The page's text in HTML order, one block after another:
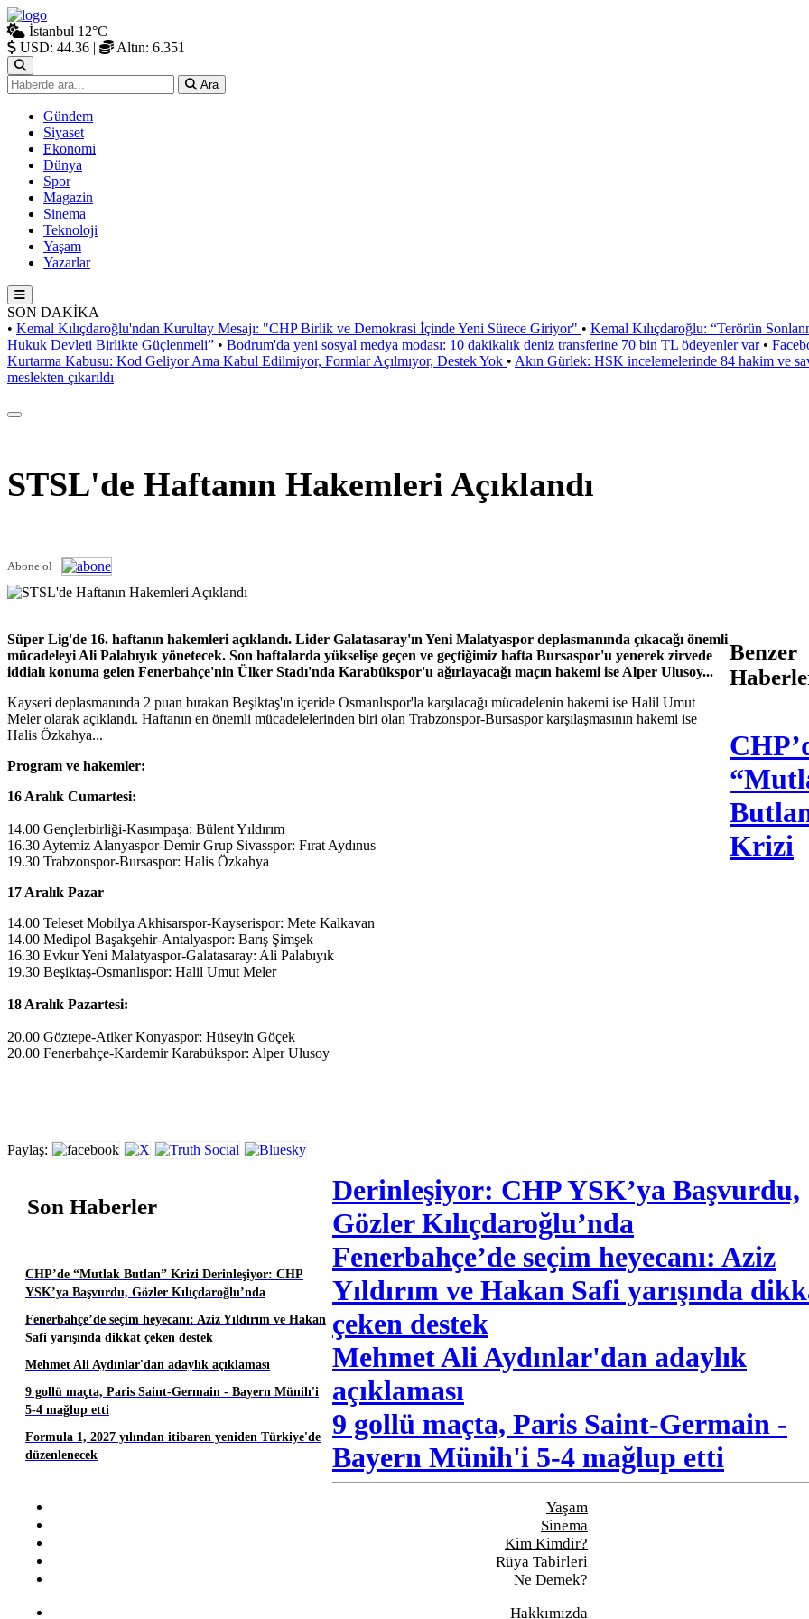
İstanbul 12°C
USD: 44.36 | Altın: 6.351
Ara
Gündem
Siyaset
Ekonomi
Dünya
Spor
Magazin
Sinema
Teknoloji
Yaşam
Yazarlar
SON DAKİKA
• Kemal Kılıçdaroğlu'ndan Kurultay Mesajı: "CHP Birlik ve Demokrasi İçinde Yeni Sürece Giriyor" • Kemal Kılıçdaroğlu: “Terörün
Hukuk Devleti Birlikte Güçlenmeli” • Bodrum'da yeni sosyal medya modası: 10 dakikalık deniz transferine 70 bin TL ödeyenler var •
Kurtarma Kabusu: Kod Geliyor Ama Kabul Edilmiyor, Formlar Açılmıyor, Destek Yok • Akın Gürlek: HSK incelemelerinde 84 hakim ve
meslekten çıkarıldı
STSL'de Haftanın Hakemleri Açıklandı
Abone ol
Süper Lig'de 16. haftanın hakemleri açıklandı. Lider Galatasaray'ın Yeni Malatyaspor deplasmanında çıkacağı önemli
mücadeleyi Ali Palabıyık yönetecek. Son haftalarda yükselişe geçen ve geçtiğimiz hafta Bursaspor'u yenerek zirvede
iddialı konuma gelen Fenerbahçe'nin Ülker Stadı'nda Karabükspor'u ağırlayacağı maçın hakemi ise Alper Ulusoy...
Kayseri deplasmanında 2 puan bırakan Beşiktaş'ın içeride Osmanlıspor'la karşılacağı mücadelenin hakemi ise Halil Umut
Meler olarak açıklandı. Haftanın en önemli mücadelelerinden biri olan Trabzonspor-Bursaspor karşılaşmasının hakemi ise
Halis Özkahya...
Program ve hakemler:
16 Aralık Cumartesi:
14.00 Gençlerbirliği-Kasımpaşa: Bülent Yıldırım
16.30 Aytemiz Alanyaspor-Demir Grup Sivasspor: Fırat Aydınus
19.30 Trabzonspor-Bursaspor: Halis Özkahya
17 Aralık Pazar
14.00 Teleset Mobilya Akhisarspor-Kayserispor: Mete Kalkavan
14.00 Medipol Başakşehir-Antalyaspor: Barış Şimşek
16.30 Evkur Yeni Malatyaspor-Galatasaray: Ali Palabıyık
19.30 Beşiktaş-Osmanlıspor: Halil Umut Meler
18 Aralık Pazartesi:
20.00 Göztepe-Atiker Konyaspor: Hüseyin Göçek
20.00 Fenerbahçe-Kardemir Karabükspor: Alper Ulusoy
Paylaş:
Son Haberler
CHP’de “Mutlak Butlan” Krizi Derinleşiyor: CHP
YSK’ya Başvurdu, Gözler Kılıçdaroğlu’nda
Fenerbahçe’de seçim heyecanı: Aziz Yıldırım ve Hakan
Safi yarışında dikkat çeken destek
Mehmet Ali Aydınlar'dan adaylık açıklaması
9 gollü maçta, Paris Saint-Germain - Bayern Münih'i
5-4 mağlup etti
Formula 1, 2027 yılından itibaren yeniden Türkiye'de
düzenlenecek
Benzer
Krizi
Derinleşiyor: CHP YSK’ya Başvurdu,
Gözler Kılıçdaroğlu’nda
Fenerbahçe’de seçim heyecanı: Aziz
Yıldırım ve Hakan Safi yarışında
çeken destek
Mehmet Ali Aydınlar'dan adaylık
açıklaması
9 gollü maçta, Paris Saint-Germain -
Bayern Münih'i 5-4 mağlup etti
Yaşam
Sinema
Kim Kimdir?
Rüya Tabirleri
Ne Demek?
Hakkımızda